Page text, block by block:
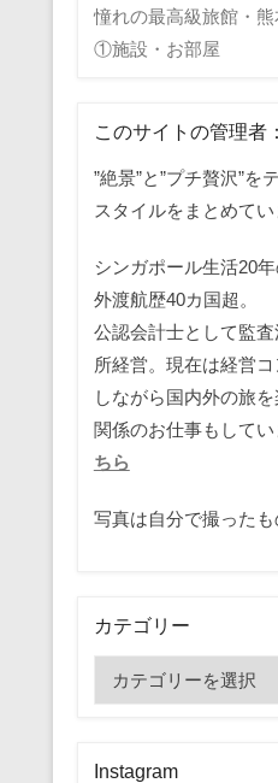
憧れの最高級旅館・
①施設・お部屋
このサイトの管理者
”絶景”と”プチ贅沢”を
スタイルをまとめてい
シンガポール生活20
外渡航歴40カ国超。
公認会計士として監
所経営。現在は経営
しながら国内外の旅
関係のお仕事もしてい
ちら
写真は自分で撮った
カテゴリー
テ
リ
Instagram